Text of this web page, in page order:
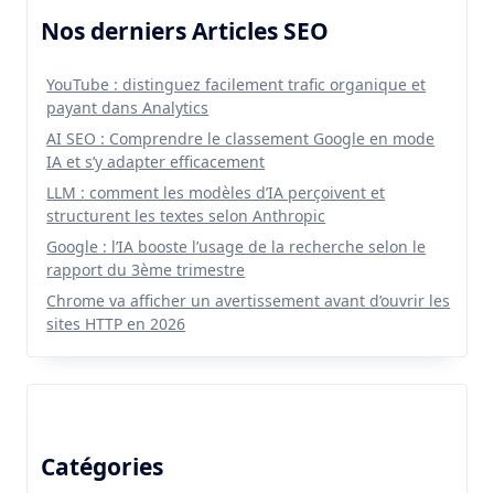
Nos derniers Articles SEO
YouTube : distinguez facilement trafic organique et
payant dans Analytics
AI SEO : Comprendre le classement Google en mode
IA et s’y adapter efficacement
LLM : comment les modèles d’IA perçoivent et
structurent les textes selon Anthropic
Google : l’IA booste l’usage de la recherche selon le
rapport du 3ème trimestre
Chrome va afficher un avertissement avant d’ouvrir les
sites HTTP en 2026
Catégories